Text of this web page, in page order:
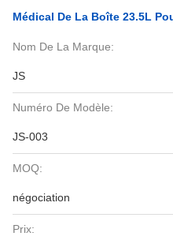
Médical De La Boîte 23.5L
Nom De La Marque:
JS
Numéro De Modèle:
JS-003
MOQ:
négociation
Prix: